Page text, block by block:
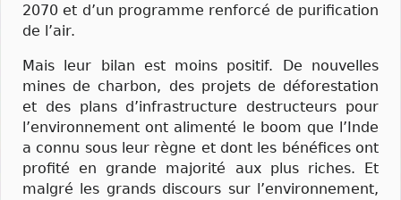
2070 et d’un programme renforcé de purification
de l’air.
Mais leur bilan est moins positif. De nouvelles
mines de charbon, des projets de déforestation
et des plans d’infrastructure destructeurs pour
l’environnement ont alimenté le boom que l’Inde
a connu sous leur règne et dont les bénéfices ont
profité en grande majorité aux plus riches. Et
malgré les grands discours sur l’environnement,